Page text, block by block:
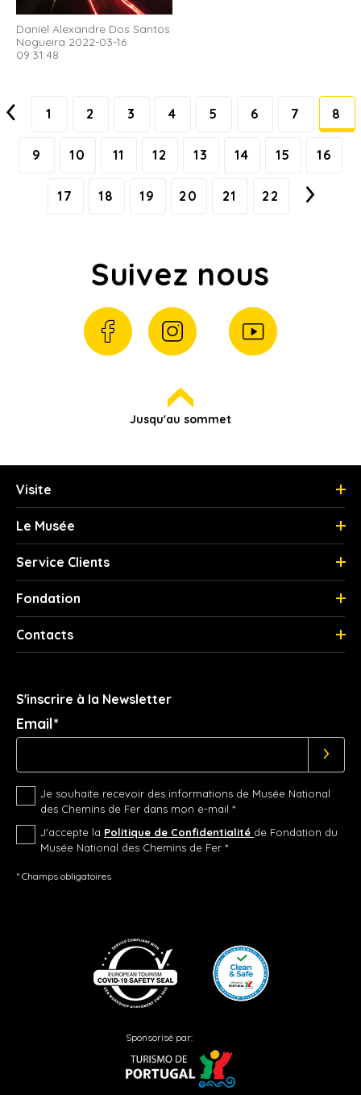
Daniel Alexandre Dos Santos
Nogueira 2022-03-16
09:31:48
1 2 3 4 5 6 7 8
9 10 11 12 13 14 15 16
17 18 19 20 21 22
Suivez nous
Jusqu'au sommet
Visite
Le Musée
Service Clients
Fondation
Contacts
S'inscrire à la Newsletter
Email*
Je souhaite recevoir des informations de Musée National
des Chemins de Fer dans mon e-mail *
J'accepte la Politique de Confidentialité de Fondation du
Musée National des Chemins de Fer *
* Champs obligatoires
Sponsorisé par: